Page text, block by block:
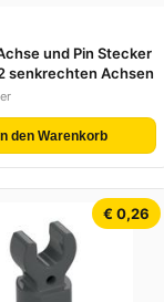
und Pin Stecker
senkrechten Achsen
den Warenkorb
€ 0,26